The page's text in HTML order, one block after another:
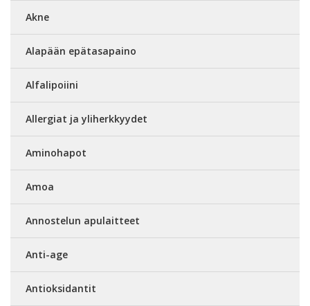
Akne
Alapään epätasapaino
Alfalipoiini
Allergiat ja yliherkkyydet
Aminohapot
Amoa
Annostelun apulaitteet
Anti-age
Antioksidantit